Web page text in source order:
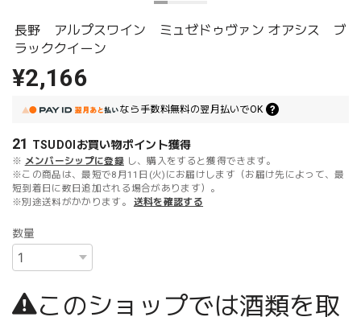
長野 アルプスワイン ミュゼドゥヴァン オアシス ブ
ラッククイーン
¥2,166
なら 手数料無料の翌月払いでOK
21 TSUDOIお買い物ポイント獲得
※ メンバーシップに登録 し、購入をすると獲得できます。
※この商品は、最短で8月11日(火)にお届けします（お届け先によって、最
短到着日に数日追加される場合があります）。
※別途送料がかかります。
送料を確認する
数量
このショップでは酒類を取